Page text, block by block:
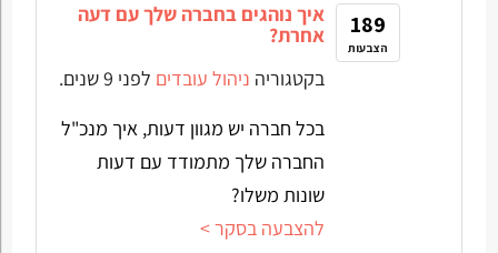
189
הצבעות
איך נוהגים בחברה שלך עם דעה
אחרת?
בקטגוריה ניהול עובדים לפני 9 שנים.
בכל חברה יש מגוון דעות, איך מנכ"ל
החברה שלך מתמודד עם דעות
שונות משלו?
להצבעה בסקר >